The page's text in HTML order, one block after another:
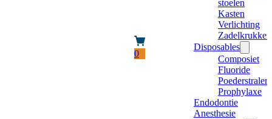
0
stoelen
Kasten
Verlichting
Zadelkrukken
Disposables
Composiet
Fluoride
Poederstraler
Prophylaxe
Endodontie
Anesthesie